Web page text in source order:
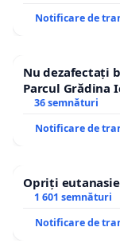
Notificare de
Nu dezafectați
Parcul Grădina
36 semnături
Notificare de
Opriți
1 601 semnături
Notificare de